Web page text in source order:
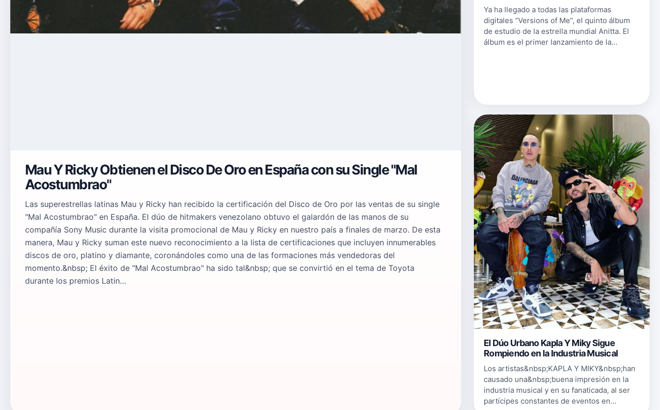
Mau Y Ricky Obtienen el Disco De Oro en España con su Single "Mal
Acostumbrao"
Las superestrellas latinas Mau y Ricky han recibido la certificación del Disco de Oro por las ventas de su single
"Mal Acostumbrao" en España. El dúo de hitmakers venezolano obtuvo el galardón de las manos de su
compañía Sony Music durante la visita promocional de Mau y Ricky en nuestro país a finales de marzo. De esta
manera, Mau y Ricky suman este nuevo reconocimiento a la lista de certificaciones que incluyen innumerables
discos de oro, platino y diamante, coronándoles como una de las formaciones más vendedoras del
momento.&nbsp; El éxito de "Mal Acostumbrao" ha sido tal&nbsp; que se convirtió en el tema de Toyota
durante los premios Latin…
Ya ha llegado a todas las plataformas
digitales “Versions of Me”, el quinto álbum
de estudio de la estrella mundial Anitta. El
álbum es el primer lanzamiento de la
El Dúo Urbano Kapla Y Miky Sigue
Rompiendo en la Industria Musical
Los artistas&nbsp;KAPLA Y MIKY&nbsp;han
causado una&nbsp;buena impresión en la
industria musical y en su fanaticada, al ser
partícipes constantes de eventos en